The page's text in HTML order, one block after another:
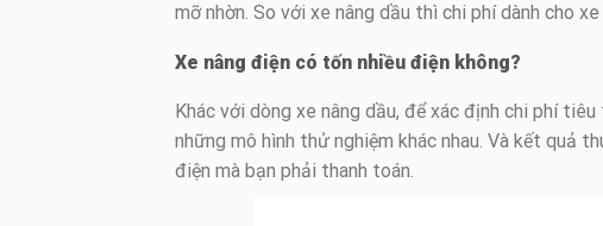
mỡ nhờn. So với xe nâng dầu thì chi phí dành cho
Xe nâng điện có tốn nhiều điện không?
Khác với dòng xe nâng dầu, để xác định chi phí
những mô hình thử nghiệm khác nhau. Và kết quả
điện mà bạn phải thanh toán.